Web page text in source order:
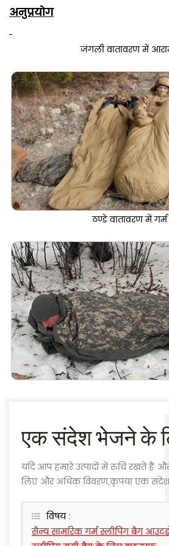
अनुप्रयोग
जंगली वातावरण में
ठण्डे वातावरण में गर्म
एक संदेश भेजने के
यदि आप हमारे उत्पादों में रुचि रखते हैं
लिए और अधिक विवरण,कृपया एक संदेश
विषय :
सैन्य सामरिक गर्म स्लीपिंग बैग